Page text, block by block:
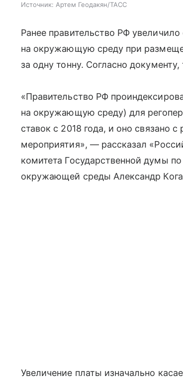
Источник: Артем Геодакян/ТАСС
Ранее правительство РФ увеличило
на окружающую среду при
за одну тонну. Согласно
«Правительство РФ
на окружающую среду) для
ставок с 2018 года, и оно связано с
мероприятия», — рассказал
комитета Государственной думы
окружающей среды Александр
Увеличение платы изначально